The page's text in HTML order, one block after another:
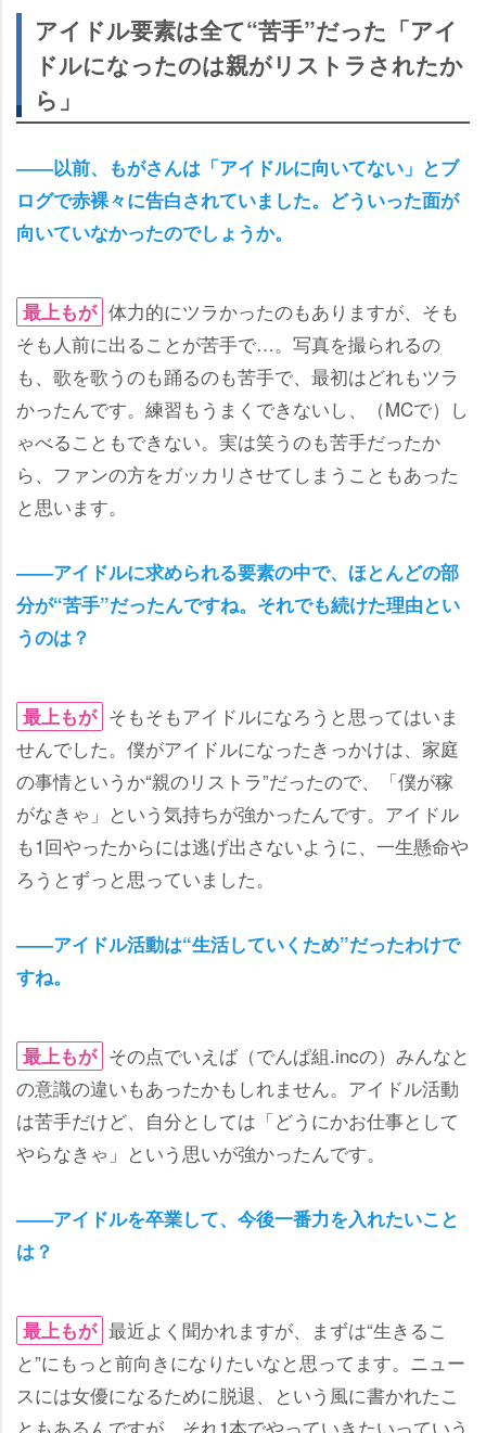
アイドル要素は全て“苦手”だった「アイ
ドルになったのは親がリストラされたか
ら」
――以前、もがさんは「アイドルに向いてない」とブ
ログで赤裸々に告白されていました。どういった面が
向いていなかったのでしょうか。
最上もが 体力的にツラかったのもありますが、そも
そも人前に出ることが苦手で…。写真を撮られるの
も、歌を歌うのも踊るのも苦手で、最初はどれもツラ
かったんです。練習もうまくできないし、（MCで）し
ゃべることもできない。実は笑うのも苦手だったか
ら、ファンの方をガッカリさせてしまうこともあった
と思います。
――アイドルに求められる要素の中で、ほとんどの部
分が“苦手”だったんですね。それでも続けた理由とい
うのは？
最上もが そもそもアイドルになろうと思ってはいま
せんでした。僕がアイドルになったきっかけは、家庭
の事情というか“親のリストラ”だったので、「僕が稼
がなきゃ」という気持ちが強かったんです。アイドル
も1回やったからには逃げ出さないように、一生懸命
ろうとずっと思っていました。
――アイドル活動は“生活していくため”だったわけで
すね。
最上もが その点でいえば（でんぱ組.incの）みんなと
の意識の違いもあったかもしれません。アイドル活動
は苦手だけど、自分としては「どうにかお仕事として
らなきゃ」という思いが強かったんです。
――アイドルを卒業して、今後一番力を入れたいこと
は？
最上もが 最近よく聞かれますが、まずは“生きるこ
と”にもっと前向きになりたいなと思ってます。ニュー
スには女優になるために脱退、という風に書かれたこ
ともあるんですが、それ1本でやっていきたいっていう